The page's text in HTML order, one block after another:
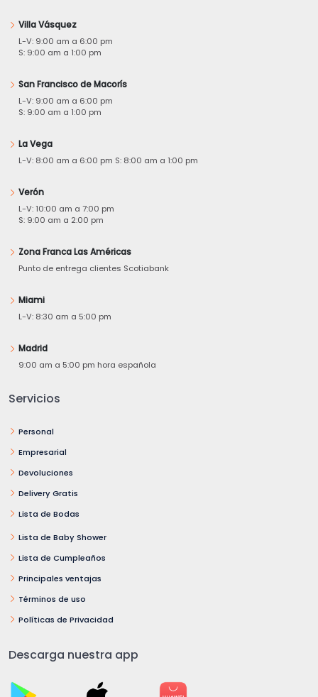
Villa Vásquez
L-V: 9:00 am a 6:00 pm
S: 9:00 am a 1:00 pm
San Francisco de Macorís
L-V: 9:00 am a 6:00 pm
S: 9:00 am a 1:00 pm
La Vega
L-V: 8:00 am a 6:00 pm S: 8:00 am a 1:00 pm
Verón
L-V: 10:00 am a 7:00 pm
S: 9:00 am a 2:00 pm
Zona Franca Las Américas
Punto de entrega clientes Scotiabank
Miami
L-V: 8:30 am a 5:00 pm
Madrid
9:00 am a 5:00 pm hora española
Servicios
Personal
Empresarial
Devoluciones
Delivery Gratis
Lista de Bodas
Lista de Baby Shower
Lista de Cumpleaños
Principales ventajas
Términos de uso
Políticas de Privacidad
Descarga nuestra app